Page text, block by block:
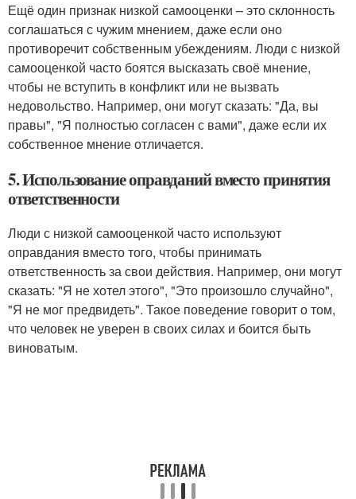
Ещё один признак низкой самооценки – это склонность
соглашаться с чужим мнением, даже если оно
противоречит собственным убеждениям. Люди с низкой
самооценкой часто боятся высказать своё мнение,
чтобы не вступить в конфликт или не вызвать
недовольство. Например, они могут сказать: "Да, вы
правы", "Я полностью согласен с вами", даже если их
собственное мнение отличается.
5. Использование оправданий вместо принятия
ответственности
Люди с низкой самооценкой часто используют
оправдания вместо того, чтобы принимать
ответственность за свои действия. Например, они могут
сказать: "Я не хотел этого", "Это произошло случайно",
"Я не мог предвидеть". Такое поведение говорит о том,
что человек не уверен в своих силах и боится быть
виноватым.